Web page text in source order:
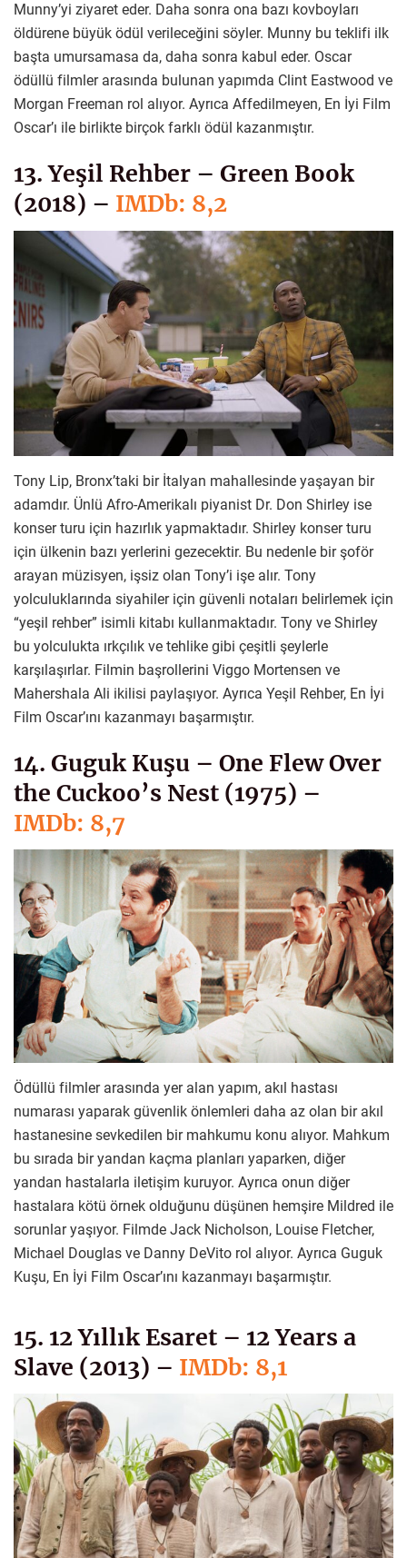
Munny’yi ziyaret eder. Daha sonra ona bazı kovboyları
öldürene büyük ödül verileceğini söyler. Munny bu teklifi ilk
başta umursamasa da, daha sonra kabul eder. Oscar
ödüllü filmler arasında bulunan yapımda Clint Eastwood ve
Morgan Freeman rol alıyor. Ayrıca Affedilmeyen, En İyi Film
Oscar’ı ile birlikte birçok farklı ödül kazanmıştır.
13. Yeşil Rehber – Green Book
(2018) – IMDb: 8,2
Tony Lip, Bronx’taki bir İtalyan mahallesinde yaşayan bir
adamdır. Ünlü Afro-Amerikalı piyanist Dr. Don Shirley ise
konser turu için hazırlık yapmaktadır. Shirley konser turu
için ülkenin bazı yerlerini gezecektir. Bu nedenle bir şoför
arayan müzisyen, işsiz olan Tony’i işe alır. Tony
yolculuklarında siyahiler için güvenli notaları belirlemek için
“yeşil rehber” isimli kitabı kullanmaktadır. Tony ve Shirley
bu yolculukta ırkçılık ve tehlike gibi çeşitli şeylerle
karşılaşırlar. Filmin başrollerini Viggo Mortensen ve
Mahershala Ali ikilisi paylaşıyor. Ayrıca Yeşil Rehber, En İyi
Film Oscar’ını kazanmayı başarmıştır.
14. Guguk Kuşu – One Flew Over
the Cuckoo’s Nest (1975) –
IMDb: 8,7
Ödüllü filmler arasında yer alan yapım, akıl hastası
numarası yaparak güvenlik önlemleri daha az olan bir akıl
hastanesine sevkedilen bir mahkumu konu alıyor. Mahkum
bu sırada bir yandan kaçma planları yaparken, diğer
yandan hastalarla iletişim kuruyor. Ayrıca onun diğer
hastalara kötü örnek olduğunu düşünen hemşire Mildred ile
sorunlar yaşıyor. Filmde Jack Nicholson, Louise Fletcher,
Michael Douglas ve Danny DeVito rol alıyor. Ayrıca Guguk
Kuşu, En İyi Film Oscar’ını kazanmayı başarmıştır.
15. 12 Yıllık Esaret – 12 Years a
Slave (2013) – IMDb: 8,1